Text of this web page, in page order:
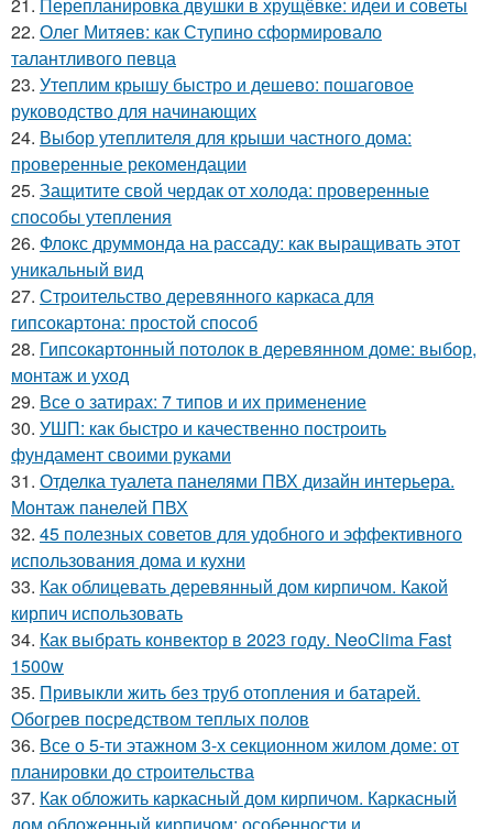
22. Олег Митяев: как Ступино сформировало
талантливого певца
23. Утеплим крышу быстро и дешево: пошаговое
руководство для начинающих
24. Выбор утеплителя для крыши частного дома:
проверенные рекомендации
25. Защитите свой чердак от холода: проверенные
способы утепления
26. Флокс друммонда на рассаду: как выращивать этот
уникальный вид
27. Строительство деревянного каркаса для
гипсокартона: простой способ
28. Гипсокартонный потолок в деревянном доме: выбор,
монтаж и уход
29. Все о затирах: 7 типов и их применение
30. УШП: как быстро и качественно построить
фундамент своими руками
31. Отделка туалета панелями ПВХ дизайн интерьера.
Монтаж панелей ПВХ
32. 45 полезных советов для удобного и эффективного
использования дома и кухни
33. Как облицевать деревянный дом кирпичом. Какой
кирпич использовать
34. Как выбрать конвектор в 2023 году. NeoClima Fast
1500w
35. Привыкли жить без труб отопления и батарей.
Обогрев посредством теплых полов
36. Все о 5-ти этажном 3-х секционном жилом доме: от
планировки до строительства
37. Как обложить каркасный дом кирпичом. Каркасный